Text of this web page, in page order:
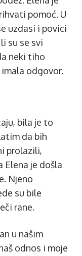
pomoć. U
uzdasi i povici
su se svi
neki tiho
odgovor.
bila je to
da bih
prolazili,
Elena je došla
Njeno
su bile
rane.
u našim
odnos i moje